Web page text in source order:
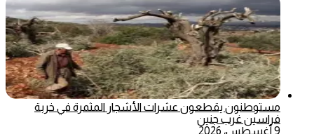
مستوطنون يقطعون عشرات الأشجار المثمرة في خربة
فراسين غرب جنين
9 أغسطس، 2026